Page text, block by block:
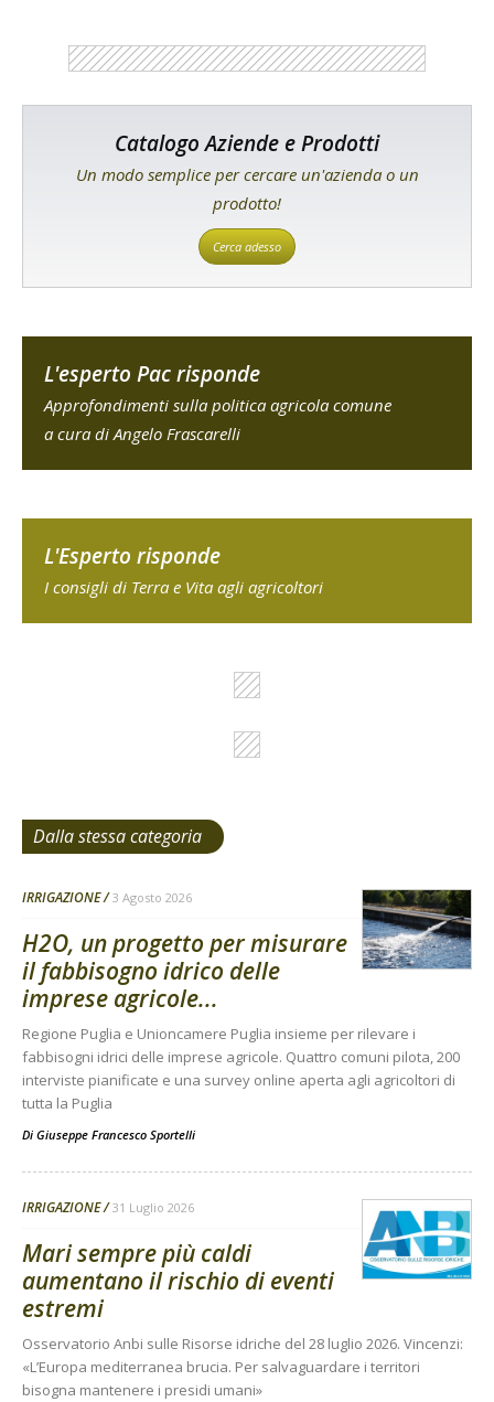
Catalogo Aziende e Prodotti
Un modo semplice per cercare un'azienda o un
prodotto!
Cerca adesso
L'esperto Pac risponde
Approfondimenti sulla politica agricola comune
a cura di Angelo Frascarelli
L'Esperto risponde
I consigli di Terra e Vita agli agricoltori
Dalla stessa categoria
IRRIGAZIONE 3 Agosto 2026
H2O, un progetto per misurare
il fabbisogno idrico delle
imprese agricole...
Regione Puglia e Unioncamere Puglia insieme per rilevare i
fabbisogni idrici delle imprese agricole. Quattro comuni pilota, 200
interviste pianificate e una survey online aperta agli agricoltori di
tutta la Puglia
Di Giuseppe Francesco Sportelli
IRRIGAZIONE 31 Luglio 2026
Mari sempre più caldi
aumentano il rischio di eventi
estremi
Osservatorio Anbi sulle Risorse idriche del 28 luglio 2026. Vincenzi:
«L’Europa mediterranea brucia. Per salvaguardare i territori
bisogna mantenere i presidi umani»